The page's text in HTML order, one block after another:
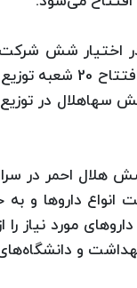
سهم بازار توزیع نیز در
36 دراوخانه تحت
انواع داروها و
مورد نیاز
بهداشت و